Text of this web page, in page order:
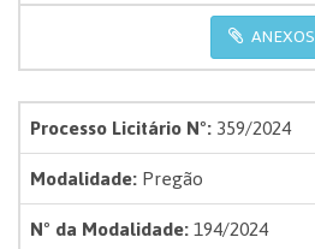
ANEXOS
Processo Licitário Nº:359/2024
Modalidade:Pregão
Nº da Modalidade:194/2024